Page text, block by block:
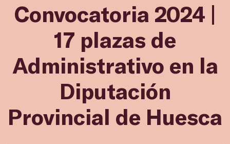
Convocatoria 2024 |
17 plazas de
Administrativo en la
Diputación
Provincial de Huesca